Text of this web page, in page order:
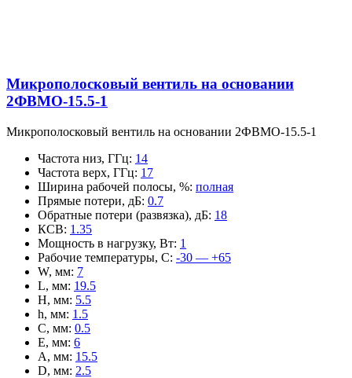
Микрополосковый вентиль на основании
2ФВМO-15.5-1
Микрополосковый вентиль на основании 2ФВМO-15.5-1
Частота низ, ГГц: 14
Частота верх, ГГц: 17
Ширина рабочей полосы, %: полная
Прямые потери, дБ: 0.7
Обратные потери (развязка), дБ: 18
КСВ: 1.35
Мощность в нагрузку, Вт: 1
Рабочие температуры, С: -30 — +65
W, мм: 7
L, мм: 19.5
H, мм: 5.5
h, мм: 1.5
C, мм: 0.5
E, мм: 6
A, мм: 15.5
D, мм: 2.5